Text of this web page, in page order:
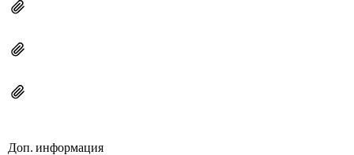
Доп. информация